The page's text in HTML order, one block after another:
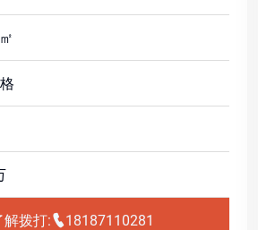
解拨打: 18187110281